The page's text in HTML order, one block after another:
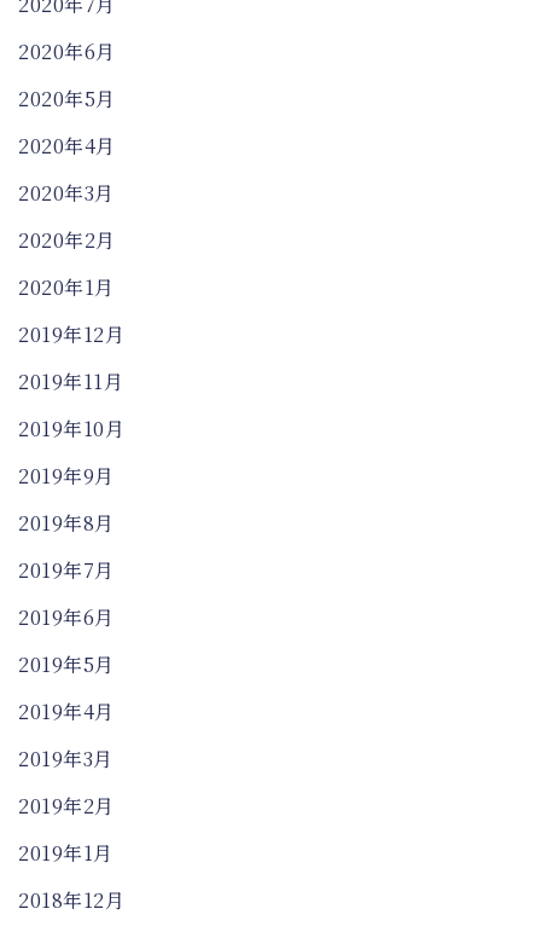
2020年6月
2020年5月
2020年4月
2020年3月
2020年2月
2020年1月
2019年12月
2019年11月
2019年10月
2019年9月
2019年8月
2019年7月
2019年6月
2019年5月
2019年4月
2019年3月
2019年2月
2019年1月
2018年12月